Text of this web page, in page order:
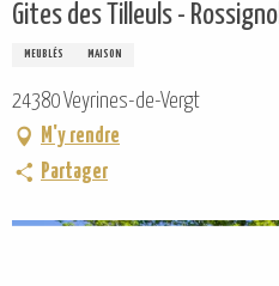
Gites des Tilleuls - Rossignol
MEUBLÉS MAISON
24380 Veyrines-de-Vergt
M'y rendre
Partager